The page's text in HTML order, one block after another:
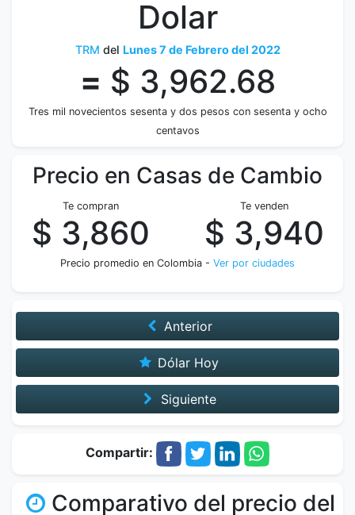
Dolar
TRM del Lunes 7 de Febrero del 2022
= $ 3,962.68
Tres mil novecientos sesenta y dos pesos con sesenta y ocho
centavos
Precio en Casas de Cambio
Te compran
$ 3,860
Te venden
$ 3,940
Precio promedio en Colombia - Ver por ciudades
Anterior
Dólar Hoy
Siguiente
Compartir:
Comparativo del precio del